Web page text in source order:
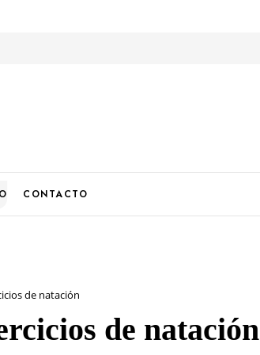
CONTACTO
de natación
de natación